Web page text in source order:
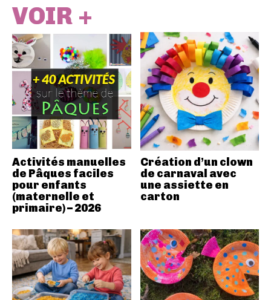
VOIR +
Activités manuelles
de Pâques faciles
pour enfants
(maternelle et
primaire) – 2026
Création d’un clown
de carnaval avec
une assiette en
carton